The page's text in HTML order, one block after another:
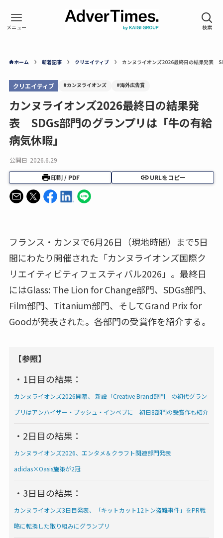
ホーム 新着記事 クリエイティブ カンヌライオンズ2026最終日の結果発表
クリエイティブ #カンヌライオンズ #海外広告賞
カンヌライオンズ2026最終日の結果発
表 SDGs部門のグランプリは「牛の有給
病気休暇」
公開日 2026.6.29
印刷 / PDF URLをコピー
フランス・カンヌで6月26日（現地時間）まで5日
間にわたり開催された「カンヌライオンズ国際ク
リエイティビティフェスティバル2026」。最終日
にはGlass: The Lion for Change部門、SDGs部門、
Film部門、Titanium部門、そしてGrand Prix for
Goodが発表された。各部門の受賞作を紹介する。
【参照】
・1日目の結果：
カンヌライオンズ2026開幕、 新設「Creative Brand部門」の初代グラン
プリはアンハイザー・ブッシュ・インベブに 初日8部門の受賞作も紹介
・2日目の結果：
カンヌライオンズ2026、エンタメ＆クラフト関連部門発表
adidas×Oasis施策が2冠
・3日目の結果：
カンヌライオンズ3日目発表、「キットカット12トン盗難事件」をPR戦
略に転換した取り組みにグランプリ